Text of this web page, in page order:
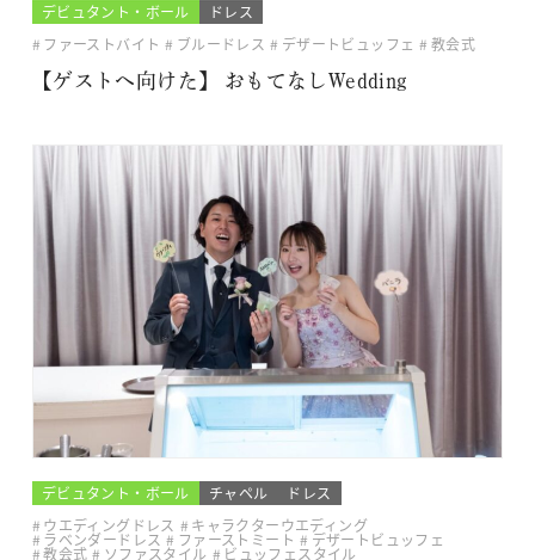
デビュタント・ボール
ドレス
ファーストバイト
ブルードレス デザートビュッフェ
教会式
【ゲストへ向けた】 おもてなしWedding
デビュタント・ボール チャペル
ドレス
ウエディングドレス
キャラクターウエディング
ラベンダードレス ファーストミート デザートビュッフェ
教会式 ソファスタイル
ビュッフェスタイル